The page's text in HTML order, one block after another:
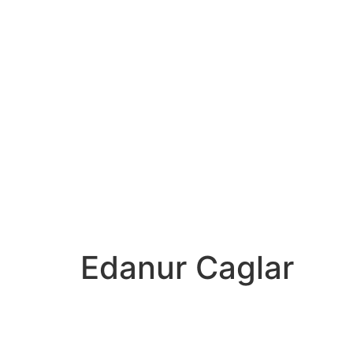
Edanur Caglar